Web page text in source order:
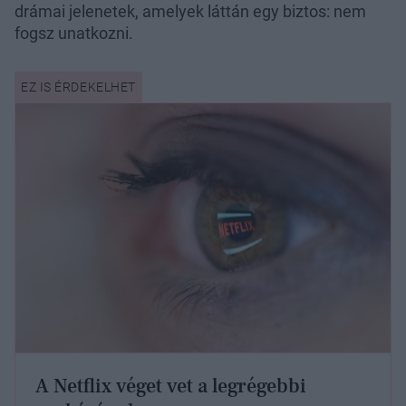
drámai jelenetek, amelyek láttán egy biztos: nem
fogsz unatkozni.
A Netflix véget vet a legrégebbi